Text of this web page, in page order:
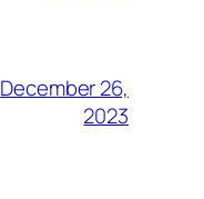
December 26,
2023